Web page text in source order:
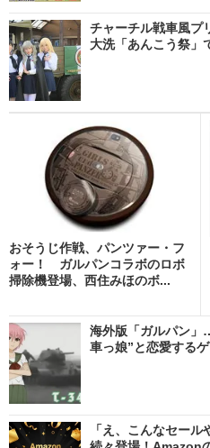
チャーチル戦車風
大洗「あんこう祭」
おそうじ作戦、パンツァー・フ
ォー！ ガルパンコラボのロボ
掃除機登場、西住みほのボ...
海外版「ガルパン
車っ娘”と恋愛する
「え、こんなセー